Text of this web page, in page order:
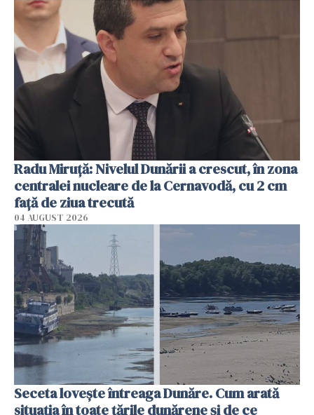
Radu Miruţă: Nivelul Dunării a crescut, în zona
centralei nucleare de la Cernavodă, cu 2 cm
faţă de ziua trecută
04 AUGUST 2026
Seceta lovește întreaga Dunăre. Cum arată
situația în toate țările dunărene și de ce